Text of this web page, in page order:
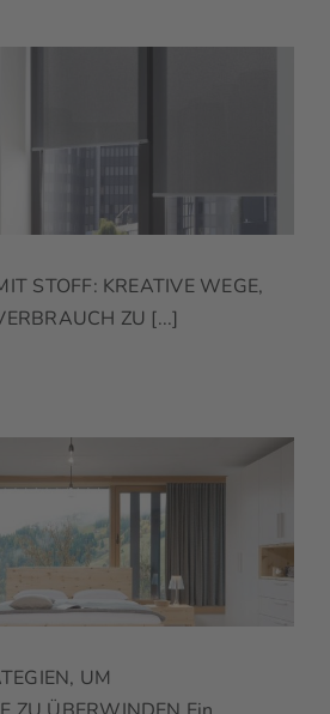
STOFF: KREATIVE WEGE,
ZU [...]
UM